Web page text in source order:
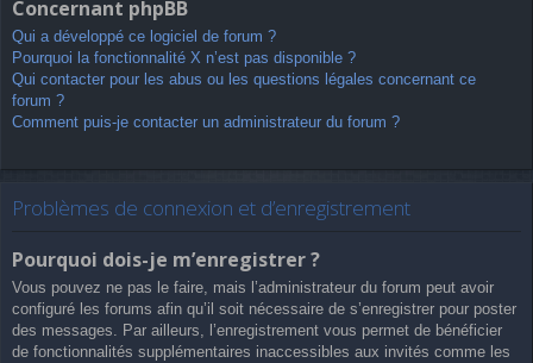
Concernant phpBB
Qui a développé ce logiciel de forum ?
Pourquoi la fonctionnalité X n’est pas disponible ?
Qui contacter pour les abus ou les questions légales concernant ce
forum ?
Comment puis-je contacter un administrateur du forum ?
Problèmes de connexion et d’enregistrement
Pourquoi dois-je m’enregistrer ?
Vous pouvez ne pas le faire, mais l’administrateur du forum peut avoir
configuré les forums afin qu’il soit nécessaire de s’enregistrer pour poster
des messages. Par ailleurs, l’enregistrement vous permet de bénéficier
de fonctionnalités supplémentaires inaccessibles aux invités comme les